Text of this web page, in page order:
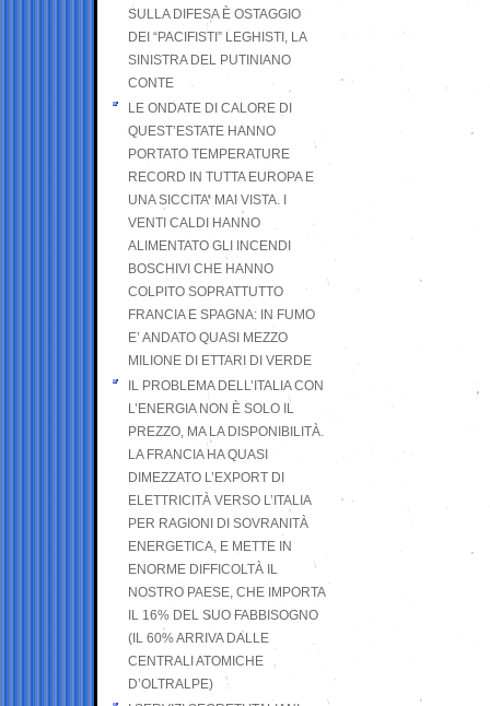
SULLA DIFESA È OSTAGGIO
DEI “PACIFISTI” LEGHISTI, LA
SINISTRA DEL PUTINIANO
CONTE
LE ONDATE DI CALORE DI
QUEST’ESTATE HANNO
PORTATO TEMPERATURE
RECORD IN TUTTA EUROPA E
UNA SICCITA’ MAI VISTA. I
VENTI CALDI HANNO
ALIMENTATO GLI INCENDI
BOSCHIVI CHE HANNO
COLPITO SOPRATTUTTO
FRANCIA E SPAGNA: IN FUMO
E’ ANDATO QUASI MEZZO
MILIONE DI ETTARI DI VERDE
IL PROBLEMA DELL’ITALIA CON
L’ENERGIA NON È SOLO IL
PREZZO, MA LA DISPONIBILITÀ.
LA FRANCIA HA QUASI
DIMEZZATO L’EXPORT DI
ELETTRICITÀ VERSO L’ITALIA
PER RAGIONI DI SOVRANITÀ
ENERGETICA, E METTE IN
ENORME DIFFICOLTÀ IL
NOSTRO PAESE, CHE IMPORTA
IL 16% DEL SUO FABBISOGNO
(IL 60% ARRIVA DALLE
CENTRALI ATOMICHE
D’OLTRALPE)